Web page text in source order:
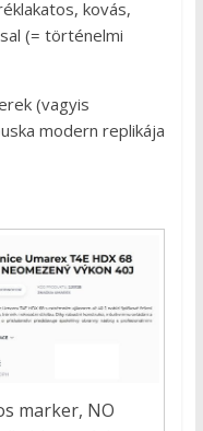
kovás,
(= történelmi
(vagyis
modern replikája
marker, NO